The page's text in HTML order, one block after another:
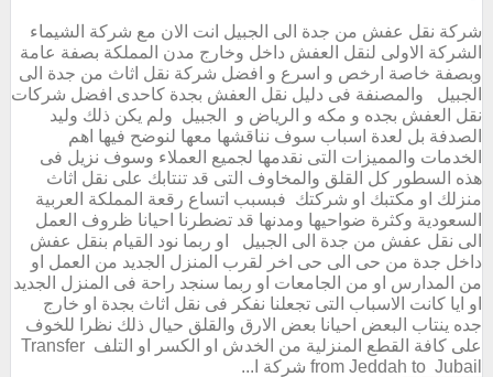
شركة نقل عفش من جدة الى الجبيل انت الان مع شركة الشيماء
الشركة الاولى لنقل العفش داخل وخارج مدن المملكة بصفة عامة
وبصفة خاصة ارخص و اسرع و افضل شركة نقل اثاث من جدة الى
الجبيل والمصنفة فى دليل نقل العفش بجدة كاحدى افضل شركات
نقل العفش بجده و مكه و الرياض و الجبيل ولم يكن ذلك وليد
الصدفة بل لعدة اسباب سوف نناقشها معها لنوضح فيها اهم
الخدمات والمميزات التى نقدمها لجميع العملاء وسوف نزيل فى
هذه السطور كل القلق والمخاوف التى قد تنتابك على نقل اثاث
منزلك او مكتبك او شركتك فبسبب اتساع رقعة المملكة العربية
السعودية وكثرة ضواحيها ومدنها قد تضطرنا احيانا ظروف العمل
الى نقل عفش من جدة الى الجبيل او ربما نود القيام بنقل عفش
داخل جدة من حى الى حى اخر لقرب المنزل الجديد من العمل او
من المدارس او من الجامعات او ربما سنجد راحة فى المنزل الجديد
او ايا كانت الاسباب التى تجعلنا نفكر فى نقل اثاث بجدة او خارج
جده ينتاب البعض احيانا بعض الارق والقلق حيال ذلك نظرا للخوف
على كافة القطع المنزلية من الخدش او الكسر او التلف Transfer
from Jeddah to Jubail شركة ا...